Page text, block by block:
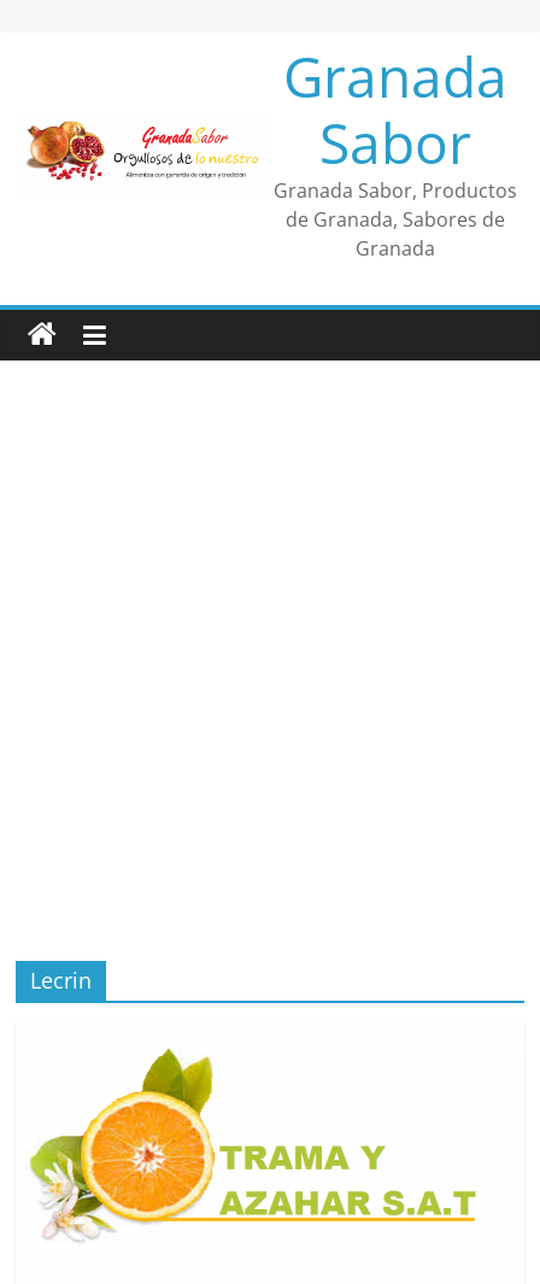
Granada
Sabor
Granada Sabor, Productos
de Granada, Sabores de
Granada
Lecrin